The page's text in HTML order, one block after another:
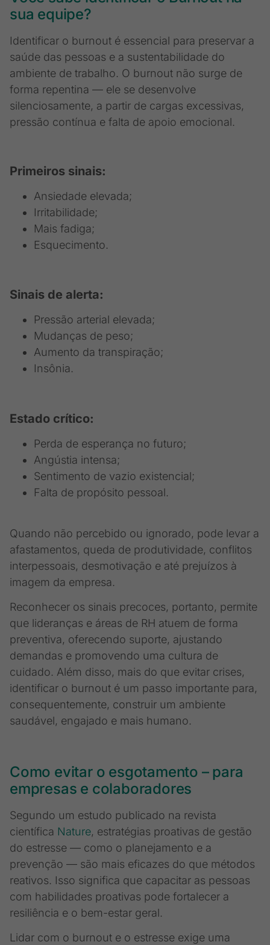
sua equipe?
Identificar o burnout é essencial para preservar a
saúde das pessoas e a sustentabilidade do
ambiente de trabalho. O burnout não surge de
forma repentina — ele se desenvolve
silenciosamente, a partir de cargas excessivas,
pressão contínua e falta de apoio emocional.
Primeiros sinais:
Ansiedade elevada;
Irritabilidade;
Mais fadiga;
Esquecimento.
Sinais de alerta:
Pressão arterial elevada;
Mudanças de peso;
Aumento da transpiração;
Insônia.
Estado crítico:
Perda de esperança no futuro;
Angústia intensa;
Sentimento de vazio existencial;
Falta de propósito pessoal.
Quando não percebido ou ignorado, pode levar a
afastamentos, queda de produtividade, conflitos
interpessoais, desmotivação e até prejuízos à
imagem da empresa.
Reconhecer os sinais precoces, portanto, permite
que lideranças e áreas de RH atuem de forma
preventiva, oferecendo suporte, ajustando
demandas e promovendo uma cultura de
cuidado. Além disso, mais do que evitar crises,
identificar o burnout é um passo importante para,
consequentemente, construir um ambiente
saudável, engajado e mais humano.
Como evitar o esgotamento – para
empresas e colaboradores
Segundo um estudo publicado na revista
científica Nature, estratégias proativas de gestão
do estresse — como o planejamento e a
prevenção — são mais eficazes do que métodos
reativos. Isso significa que capacitar as pessoas
com habilidades proativas pode fortalecer a
resiliência e o bem-estar geral.
Lidar com o burnout e o estresse exige uma